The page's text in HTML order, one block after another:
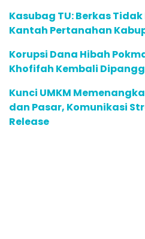
Kasubag TU: Berkas
Kantah Pertanahan
Korupsi Dana Hibah
Khofifah Kembali
Kunci UMKM
dan Pasar, Komunikasi
Release